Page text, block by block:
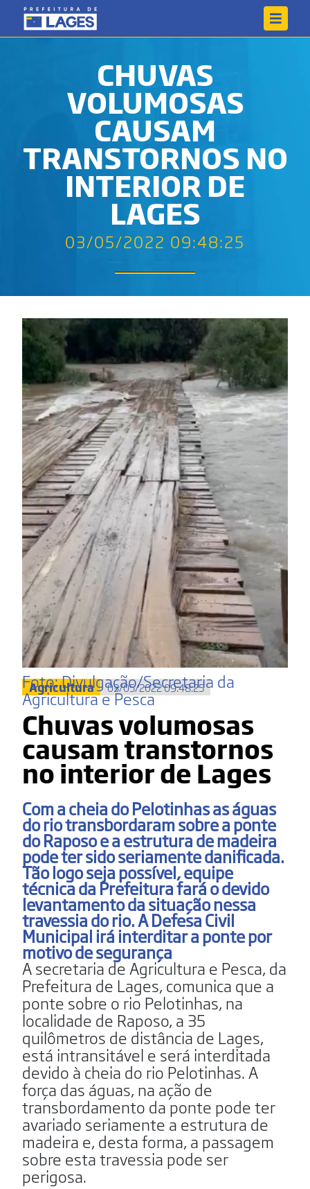
CHUVAS
VOLUMOSAS
CAUSAM
TRANSTORNOS NO
INTERIOR DE
LAGES
03/05/2022 09:48:25
Foto: Divulgação/Secretaria da
Agricultura e Pesca
Agricultura 03/05/2022 09:48:25
Chuvas volumosas
causam transtornos
no interior de Lages
Com a cheia do Pelotinhas as águas
do rio transbordaram sobre a ponte
do Raposo e a estrutura de madeira
pode ter sido seriamente danificada.
Tão logo seja possível, equipe
técnica da Prefeitura fará o devido
levantamento da situação nessa
travessia do rio. A Defesa Civil
Municipal irá interditar a ponte por
motivo de segurança
A secretaria de Agricultura e Pesca, da
Prefeitura de Lages, comunica que a
ponte sobre o rio Pelotinhas, na
localidade de Raposo, a 35
quilômetros de distância de Lages,
está intransitável e será interditada
devido à cheia do rio Pelotinhas. A
força das águas, na ação de
transbordamento da ponte pode ter
avariado seriamente a estrutura de
madeira e, desta forma, a passagem
sobre esta travessia pode ser
perigosa.